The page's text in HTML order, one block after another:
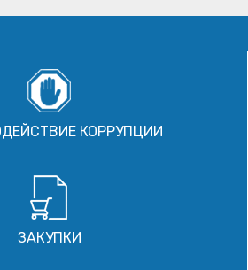
КОРРУПЦИИ
ЗАКУПКИ